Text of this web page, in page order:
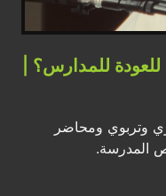
للمدارس؟ |
وتربوي ومحاضر
المدرسة.